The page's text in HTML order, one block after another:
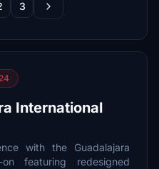
3
International
with the Guadalajara
featuring redesigned